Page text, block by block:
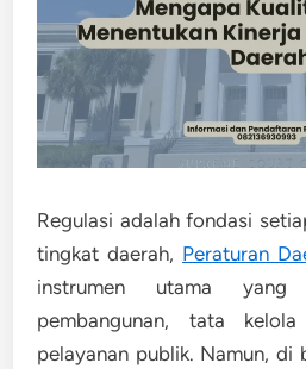
Regulasi adalah fondasi
tingkat daerah, Peraturan
instrumen utama yang
pembangunan, tata
pelayanan publik. Namun, di